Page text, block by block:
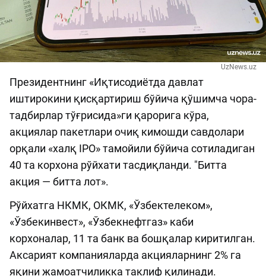
UzNews.uz
Президентнинг «Иқтисодиётда давлат
иштирокини қисқартириш бўйича қўшимча чора-
тадбирлар тўғрисида»ги қарорига кўра,
акциялар пакетлари очиқ кимошди савдолари
орқали «халқ IPO» тамойили бўйича сотиладиган
40 та корхона рўйхати тасдиқланди. "Битта
акция — битта лот».
Рўйхатга НКМК, ОКМК, «Ўзбектелеком»,
«Ўзбекинвест», «Ўзбекнефтгаз» каби
корхоналар, 11 та банк ва бошқалар киритилган.
Аксарият компанияларда акцияларнинг 2% га
яқини жамоатчиликка таклиф қилинади.